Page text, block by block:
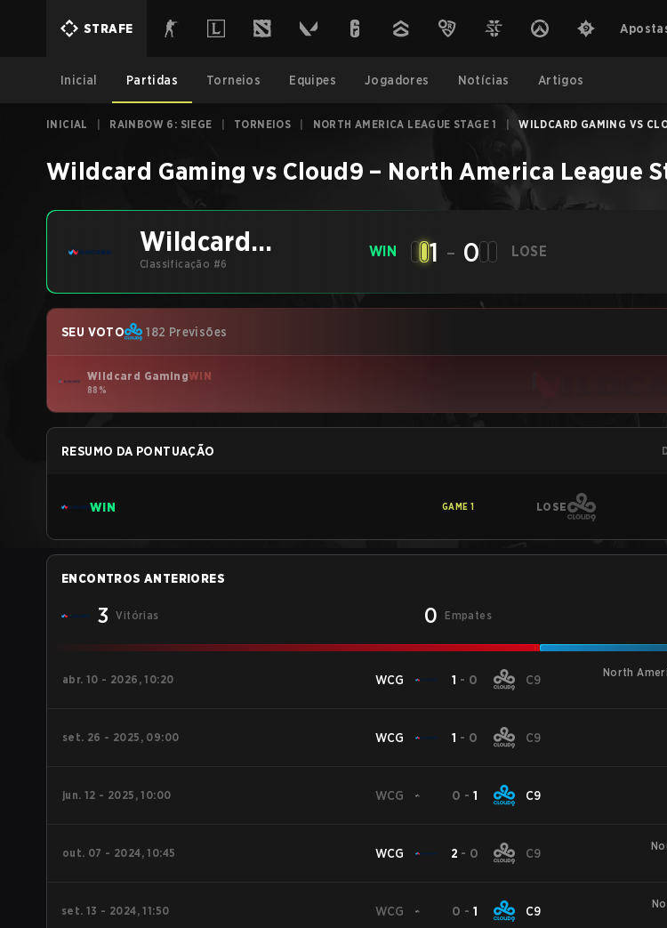
STRAFE
Inicial Partidas Torneios Equipes Jogadores Notícias Artigos
INICIAL RAINBOW 6: SIEGE TORNEIOS NORTH AMERICA LEAGUE STAGE 1 WILDCARD GAMING VS
Wildcard Gaming vs Cloud9 – North America League
Wildcard
Gaming
Classificação #6
WIN 1 - 0 LOSE
SEU VOTO 182 Previsões
Wildcard GamingWIN
88%
RESUMO DA PONTUAÇÃO
WIN GAME 1 LOSE
ENCONTROS ANTERIORES
3 Vitórias 0 Empates
abr. 10 - 2026, 10:20 WCG 1 - 0 C9
North
set. 26 - 2025, 09:00 WCG 1 - 0 C9
jun. 12 - 2025, 10:00 WCG 0 - 1 C9
out. 07 - 2024, 10:45 WCG 2 - 0 C9
set. 13 - 2024, 11:50 WCG 0 - 1 C9